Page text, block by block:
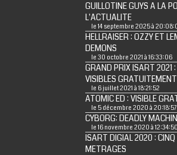
GUILLOTINE GUYS A LA
L'ACTUALITE
le 14 septembre 2025 à
HELLRAISER : OZZY ET
DEMONS
le 30 octobre 2021 à 16:33:06
GRAND PRIX ISART 2021
VISIBLES GRATUITEMENT
le 6 juillet 2021 à 18:21:52
ATOMIC ED : VISIBLE
le 5 décembre 2020 à 20:18:57
CYBORG: DEADLY
le 16 novembre 2020 à 12:34:50
ISART DIGIAL 2020 :
METRAGES